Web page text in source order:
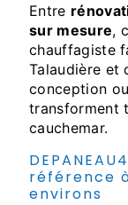
Entre
sur mesure,
chauffagiste
Talaudière et
conception
transforment
cauchemar.
référence
environs